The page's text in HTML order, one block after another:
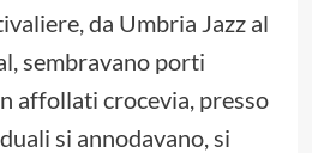
da Umbria Jazz al
sembravano porti
affollati crocevia, presso
si annodavano, si